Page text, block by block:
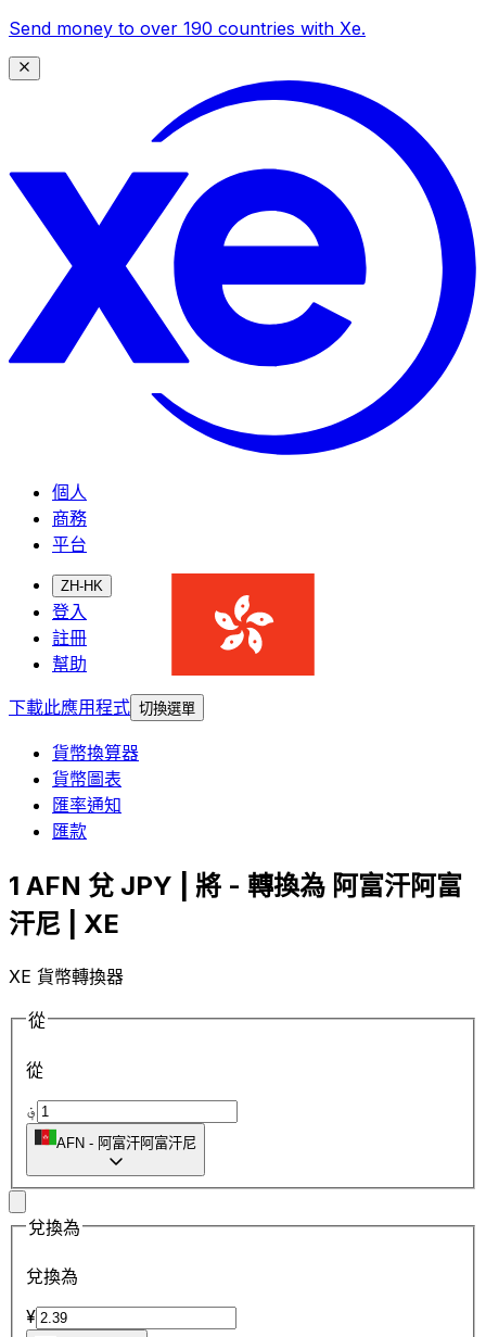
Send money to over 190 countries with Xe.
個人
商務
平台
ZH-HK
登入
註冊
幫助
下載此應用程式 切換選單
貨幣換算器
貨幣圖表
匯率通知
匯款
1 AFN 兌 JPY | 將 - 轉換為 阿富汗阿富
汗尼 | XE
XE 貨幣轉換器
從
從
؋
AFN - 阿富汗阿富汗尼
兌換為
兌換為
¥